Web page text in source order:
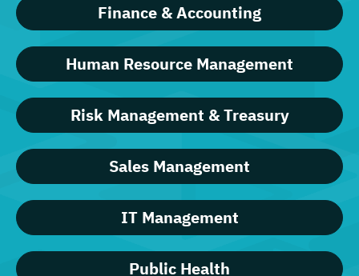
Finance & Accounting
Human Resource Management
Risk Management & Treasury
Sales Management
IT Management
Public Health